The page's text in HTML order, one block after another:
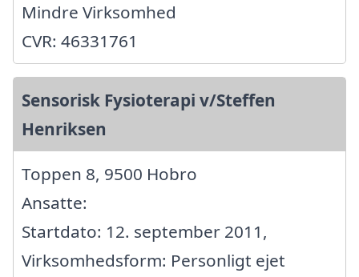
Mindre Virksomhed
CVR: 46331761
Sensorisk Fysioterapi v/Steffen
Henriksen
Toppen 8, 9500 Hobro
Ansatte:
Startdato: 12. september 2011,
Virksomhedsform: Personligt ejet